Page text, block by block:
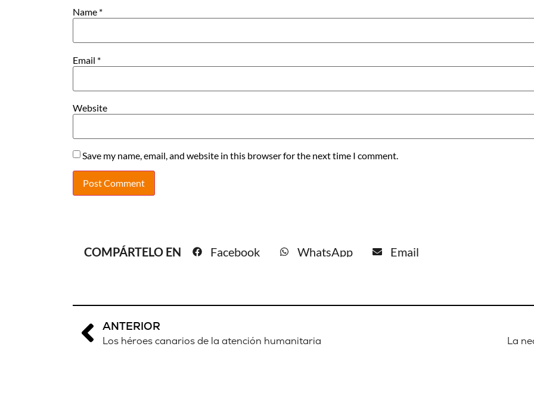
Name *
Email *
Website
Save my name, email, and website in this browser for the next time I comment.
COMPÁRTELO EN Facebook WhatsApp Email
ANTERIOR
Los héroes canarios de la atención humanitaria La